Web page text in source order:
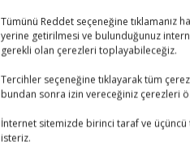
Tümünü Reddet seçeneğine tıklamanız
yerine getirilmesi ve bulunduğunuz
gerekli olan çerezleri toplayabileceğiz.
Tercihler seçeneğine tıklayarak tüm
bundan sonra izin vereceğiniz çerezleri
İnternet sitemizde birinci taraf ve üçüncü
isteriz.